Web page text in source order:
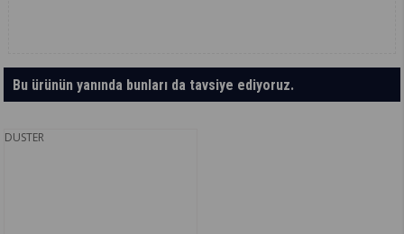
Bu ürünün yanında bunları da tavsiye ediyoruz.
DUSTER